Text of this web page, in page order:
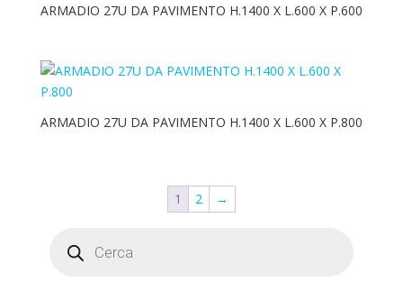
ARMADIO 27U DA PAVIMENTO H.1400 X L.600 X P.600
ARMADIO 27U DA PAVIMENTO H.1400 X L.600 X P.800
1 2
→
search